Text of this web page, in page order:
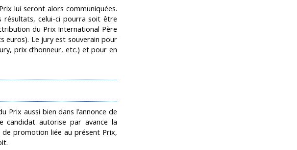
lui seront alors communiquées.
résultats, celui-ci pourra soit être
du Prix International Père
euros). Le jury est souverain pour
prix d’honneur, etc.) et pour en
aussi bien dans l’annonce de
candidat autorise par avance la
promotion liée au présent Prix,